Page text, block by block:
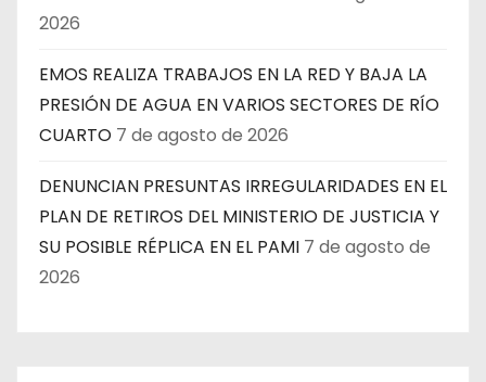
2026
EMOS REALIZA TRABAJOS EN LA RED Y BAJA LA
PRESIÓN DE AGUA EN VARIOS SECTORES DE RÍO
CUARTO 7 de agosto de 2026
DENUNCIAN PRESUNTAS IRREGULARIDADES EN EL
PLAN DE RETIROS DEL MINISTERIO DE JUSTICIA Y
SU POSIBLE RÉPLICA EN EL PAMI 7 de agosto de
2026